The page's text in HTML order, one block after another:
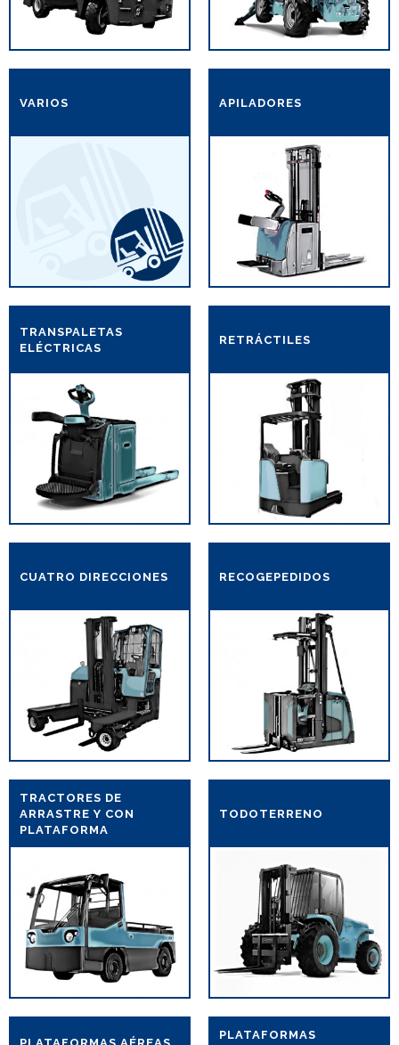
VARIOS APILADORES
TRANSPALETAS
ELÉCTRICAS
RETRÁCTILES
CUATRO DIRECCIONES RECOGEPEDIDOS
TRACTORES DE
ARRASTRE Y CON
PLATAFORMA
TODOTERRENO
PLATAFORMAS